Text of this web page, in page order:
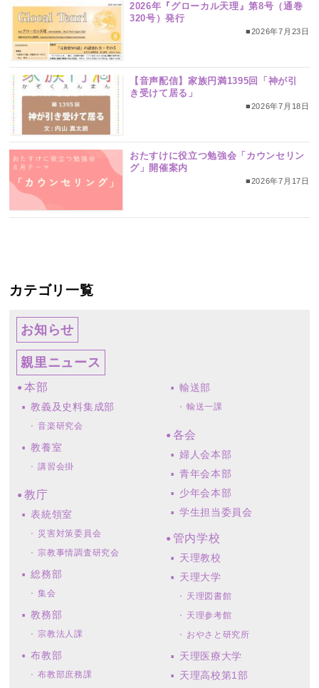
2026年『グローカル天理』第8号（通巻
320号）発行
■2026年7月23日
【音声配信】家族円満1395回「神が引
き受けて居る」
■2026年7月18日
おたすけに役立つ勉強会「カウンセリン
グ」開催案内
■2026年7月17日
カテゴリ一覧
お知らせ
親里ニュース
本部
教義及史料集成部
音楽研究会
教養室
講習会掛
教庁
表統領室
災害対策委員会
宗教事情調査研究会
総務部
集会
教務部
宗教法人課
布教部
布教部庶務課
輸送部
輸送一課
各会
婦人会本部
青年会本部
少年会本部
学生担当委員会
管内学校
天理教校
天理大学
天理図書館
天理参考館
おやさと研究所
天理医療大学
天理高校第1部